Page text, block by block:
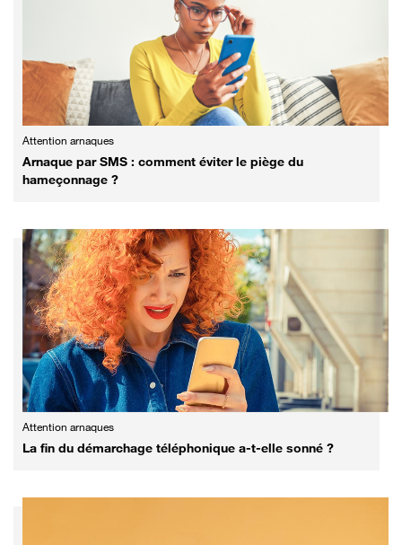
Attention arnaques
Arnaque par SMS : comment éviter le piège du
hameçonnage ?
Attention arnaques
La fin du démarchage téléphonique a-t-elle sonné ?